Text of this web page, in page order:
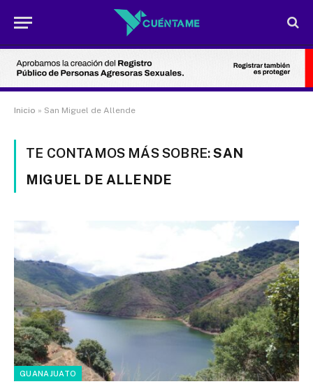
Inicio » San Miguel de Allende
TE CONTAMOS MÁS SOBRE:SAN
MIGUEL DE ALLENDE
GUANAJUATO